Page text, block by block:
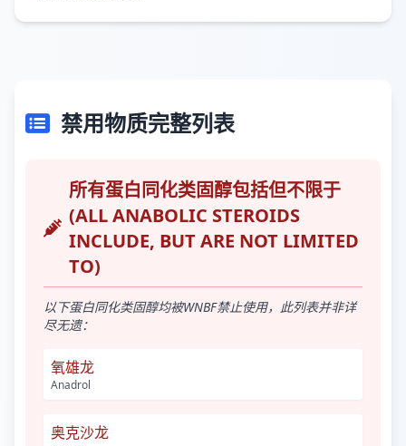
禁用物质完整列表
所有蛋白同化类固醇包括但不限于
(ALL ANABOLIC STEROIDS
INCLUDE, BUT ARE NOT LIMITED
TO)
以下蛋白同化类固醇均被WNBF禁止使用，此列表并非详
尽无遗：
氧雄龙
Anadrol
奥克沙龙